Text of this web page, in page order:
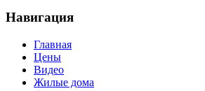
Навигация
Главная
Цены
Видео
Жилые дома